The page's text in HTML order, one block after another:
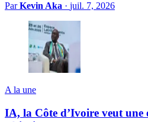
ParKevin Aka · juil. 7, 2026
A la une
IA, la Côte d’Ivoire veut une